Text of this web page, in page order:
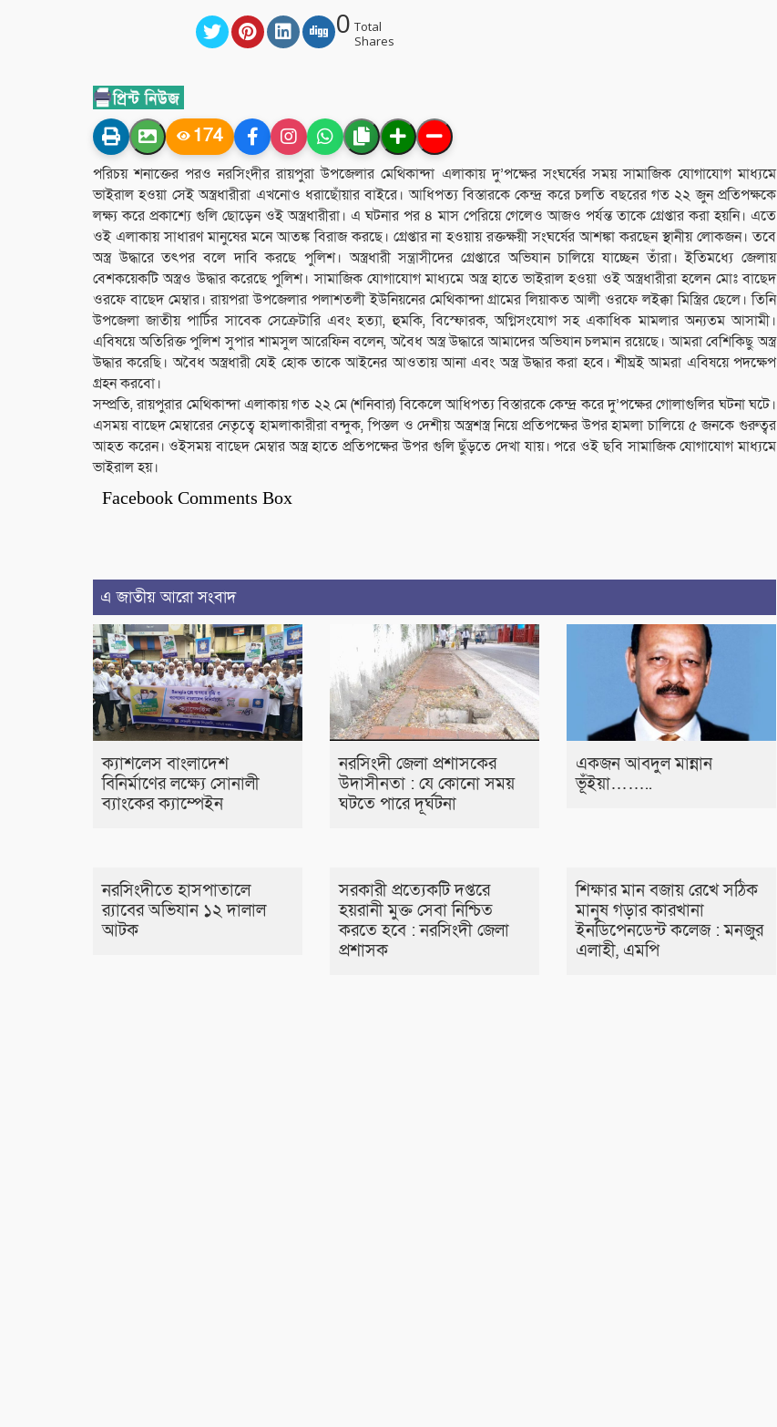
0 Total
Shares
174
পরিচয় শনাক্তের পরও নরসিংদীর রায়পুরা উপজেলার মেথিকান্দা এলাকায় দু’পক্ষের সংঘর্ষের সময় সামাজিক যোগাযোগ মাধ্যমে
ভাইরাল হওয়া সেই অস্ত্রধারীরা এখনোও ধরাছোঁয়ার বাইরে। আধিপত্য বিস্তারকে কেন্দ্র করে চলতি বছরের গত ২২ জুন প্রতিপক্ষকে
লক্ষ্য করে প্রকাশ্যে গুলি ছোড়েন ওই অস্ত্রধারীরা। এ ঘটনার পর ৪ মাস পেরিয়ে গেলেও আজও পর্যন্ত তাকে গ্রেপ্তার করা হয়নি। এতে
ওই এলাকায় সাধারণ মানুষের মনে আতঙ্ক বিরাজ করছে। গ্রেপ্তার না হওয়ায় রক্তক্ষয়ী সংঘর্ষের আশঙ্কা করছেন স্থানীয় লোকজন। তবে
অস্ত্র উদ্ধারে তৎপর বলে দাবি করছে পুলিশ। অস্ত্রধারী সন্ত্রাসীদের গ্রেপ্তারে অভিযান চালিয়ে যাচ্ছেন তাঁরা। ইতিমধ্যে জেলায়
বেশকয়েকটি অস্ত্রও উদ্ধার করেছে পুলিশ। সামাজিক যোগাযোগ মাধ্যমে অস্ত্র হাতে ভাইরাল হওয়া ওই অস্ত্রধারীরা হলেন মোঃ বাছেদ
ওরফে বাছেদ মেম্বার। রায়পরা উপজেলার পলাশতলী ইউনিয়নের মেথিকান্দা গ্রামের লিয়াকত আলী ওরফে লইক্কা মিস্ত্রির ছেলে। তিনি
উপজেলা জাতীয় পার্টির সাবেক সেক্রেটারি এবং হত্যা, হুমকি, বিস্ফোরক, অগ্নিসংযোগ সহ একাধিক মামলার অন্যতম আসামী।
এবিষয়ে অতিরিক্ত পুলিশ সুপার শামসুল আরেফিন বলেন, অবৈধ অস্ত্র উদ্ধারে আমাদের অভিযান চলমান রয়েছে। আমরা বেশিকিছু অস্ত্র
উদ্ধার করেছি। অবৈধ অস্ত্রধারী যেই হোক তাকে আইনের আওতায় আনা এবং অস্ত্র উদ্ধার করা হবে। শীঘ্রই আমরা এবিষয়ে পদক্ষেপ
গ্রহন করবো।
সম্প্রতি, রায়পুরার মেথিকান্দা এলাকায় গত ২২ মে (শনিবার) বিকেলে আধিপত্য বিস্তারকে কেন্দ্র করে দু’পক্ষের গোলাগুলির ঘটনা ঘটে।
এসময় বাছেদ মেম্বারের নেতৃত্বে হামলাকারীরা বন্দুক, পিস্তল ও দেশীয় অস্ত্রশস্ত্র নিয়ে প্রতিপক্ষের উপর হামলা চালিয়ে ৫ জনকে গুরুত্বর
আহত করেন। ওইসময় বাছেদ মেম্বার অস্ত্র হাতে প্রতিপক্ষের উপর গুলি ছুঁড়তে দেখা যায়। পরে ওই ছবি সামাজিক যোগাযোগ মাধ্যমে
ভাইরাল হয়।
Facebook Comments Box
এ জাতীয় আরো সংবাদ
ক্যাশলেস বাংলাদেশ
বিনির্মাণের লক্ষ্যে সোনালী
ব্যাংকের ক্যাম্পেইন
নরসিংদী জেলা প্রশাসকের
উদাসীনতা : যে কোনো সময়
ঘটতে পারে দূর্ঘটনা
একজন আবদুল মান্নান
ভূঁইয়া……..
নরসিংদীতে হাসপাতালে
র‍্যাবের অভিযান ১২ দালাল
আটক
সরকারী প্রত্যেকটি দপ্তরে
হয়রানী মুক্ত সেবা নিশ্চিত
করতে হবে : নরসিংদী জেলা
প্রশাসক
শিক্ষার মান বজায় রেখে সঠিক
মানুষ গড়ার কারখানা
ইনডিপেনডেন্ট কলেজ : মনজুর
এলাহী, এমপি